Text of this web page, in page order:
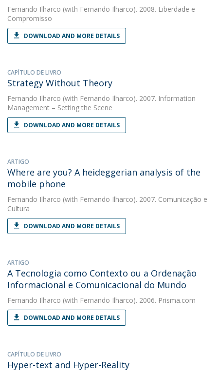
Fernando Ilharco (with Fernando Ilharco). 2008. Liberdade e
Compromisso
DOWNLOAD AND MORE DETAILS
CAPÍTULO DE LIVRO
Strategy Without Theory
Fernando Ilharco (with Fernando Ilharco). 2007. Information
Management – Setting the Scene
DOWNLOAD AND MORE DETAILS
ARTIGO
Where are you? A heideggerian analysis of the
mobile phone
Fernando Ilharco (with Fernando Ilharco). 2007. Comunicação e
Cultura
DOWNLOAD AND MORE DETAILS
ARTIGO
A Tecnologia como Contexto ou a Ordenação
Informacional e Comunicacional do Mundo
Fernando Ilharco (with Fernando Ilharco). 2006. Prisma.com
DOWNLOAD AND MORE DETAILS
CAPÍTULO DE LIVRO
Hyper-text and Hyper-Reality